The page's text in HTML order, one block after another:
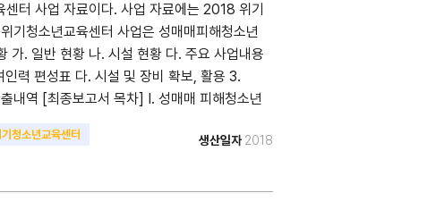
터 사업 자료이다. 사업 자료에는 2018 위기
기청소년교육센터 사업은 성매매피해청소년
가. 일반 현황 나. 시설 현황 다. 주요 사업내용
력 편성표 다. 시설 및 장비 확보, 활용 3.
내역 [최종보고서 목차] I. 성매매 피해청소년
례관리 결과 2-1. 상담형태 및 내담자 유형 2-2.
기관 협력체계 구축 회의 개요 V. 사업평가 및
청소년교육센터
생산일자 2018